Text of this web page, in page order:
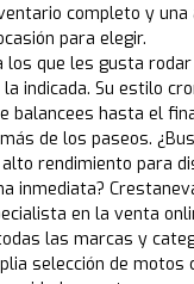
completo y una
para elegir.
que les gusta
indicada. Su estilo
balancees hasta el
de los paseos.
rendimiento para
inmediata?
en la venta
las marcas y
selección de motos